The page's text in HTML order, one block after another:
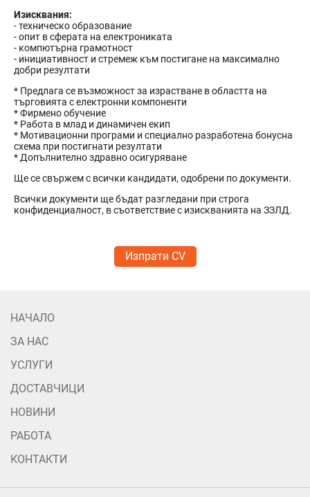
Изисквания:
- техническо образование
- опит в сферата на електрониката
- компютърна грамотност
- инициативност и стремеж към постигане на максимално
добри резултати
* Предлага се възможност за израстване в областта на
търговията с електронни компоненти
* Фирмено обучение
* Работа в млад и динамичен екип
* Мотивационни програми и специално разработена бонусна
схема при постигнати резултати
* Допълнително здравно осигуряване
Ще се свържем с всички кандидати, одобрени по документи.
Всички документи ще бъдат разгледани при строга
конфиденциалност, в съответствие с изискванията на ЗЗЛД.
Изпрати CV
НАЧАЛО
ЗА НАС
УСЛУГИ
ДОСТАВЧИЦИ
НОВИНИ
РАБОТА
КОНТАКТИ